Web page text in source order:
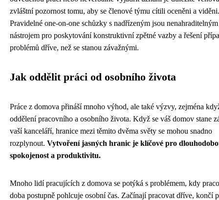
zvláštní pozornost tomu, aby se členové týmu cítili oceněni a viděni.
Pravidelné one-on-one schůzky s nadřízeným jsou nenahraditelným
nástrojem pro poskytování konstruktivní zpětné vazby a řešení
problémů dříve, než se stanou závažnými.
Jak oddělit práci od osobního života
Práce z domova přináší mnoho výhod, ale také výzvy, zejména
oddělení pracovního a osobního života. Když se váš domov stane
vaší kanceláří, hranice mezi těmito dvěma světy se mohou snadno
rozplynout. Vytvoření jasných hranic je klíčové pro
spokojenost a produktivitu.
Mnoho lidí pracujících z domova se potýká s problémem, kdy
doba postupně pohlcuje osobní čas. Začínají pracovat dříve, končí